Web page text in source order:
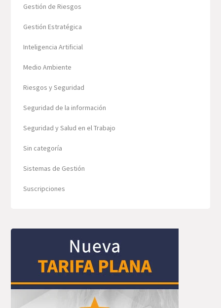
Gestión de Riesgos
Gestión Estratégica
Inteligencia Artificial
Medio Ambiente
Riesgos y Seguridad
Seguridad de la información
Seguridad y Salud en el Trabajo
Sin categoría
Sistemas de Gestión
Suscripciones